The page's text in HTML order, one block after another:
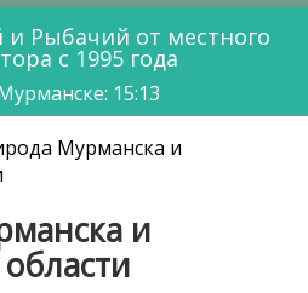
и Рыбачий от местного
с 1995 года
15:13
Мурманска и
и